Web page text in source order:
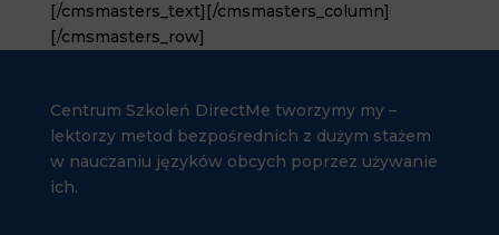
[/cmsmasters_text][/cmsmasters_column]
[/cmsmasters_row]
Centrum Szkoleń DirectMe tworzymy my –
lektorzy metod bezpośrednich z dużym stażem
w nauczaniu języków obcych poprzez używanie
ich.